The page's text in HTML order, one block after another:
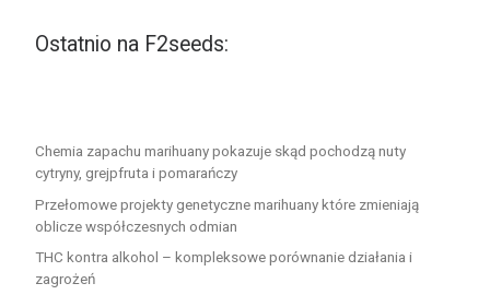
Ostatnio na F2seeds:
Chemia zapachu marihuany pokazuje skąd pochodzą nuty
cytryny, grejpfruta i pomarańczy
Przełomowe projekty genetyczne marihuany które zmieniają
oblicze współczesnych odmian
THC kontra alkohol – kompleksowe porównanie działania i
zagrożeń